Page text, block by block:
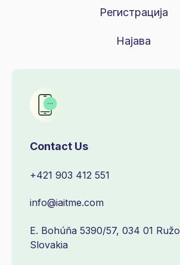
Регистрација
Најава
Contact Us
+421 903 412 551
info@iaitme.com
E. Bohúňa 5390/57, 034 01
Slovakia